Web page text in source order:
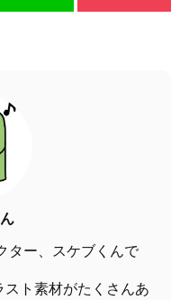
ター、スケブくんで
ト素材がたくさんあ